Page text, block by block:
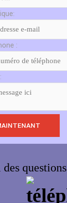
:
des questions